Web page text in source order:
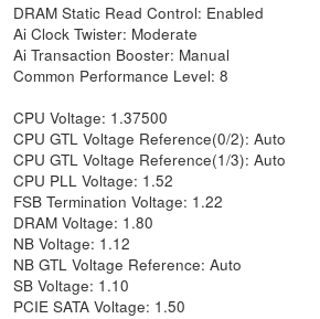
DRAM Static Read Control: Enabled
Ai Clock Twister: Moderate
Ai Transaction Booster: Manual
Common Performance Level: 8
CPU Voltage: 1.37500
CPU GTL Voltage Reference(0/2): Auto
CPU GTL Voltage Reference(1/3): Auto
CPU PLL Voltage: 1.52
FSB Termination Voltage: 1.22
DRAM Voltage: 1.80
NB Voltage: 1.12
NB GTL Voltage Reference: Auto
SB Voltage: 1.10
PCIE SATA Voltage: 1.50